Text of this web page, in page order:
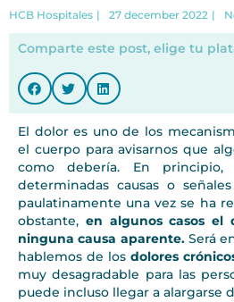
HCB Hospitales | 27 december 2022 |
Comparte este post, elige tu
El dolor es uno de los
el cuerpo para avisarnos que
como debería. En
determinadas causas o
paulatinamente una vez se ha
obstante, en algunos casos el
ninguna causa aparente.Será
hablemos de los dolores
muy desagradable para las
puede incluso llegar a alargarse